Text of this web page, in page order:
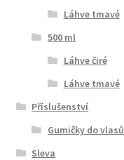
Láhve tmavé
500 ml
Láhve čiré
Láhve tmavé
Příslušenství
Gumičky do vlasů
Sleva